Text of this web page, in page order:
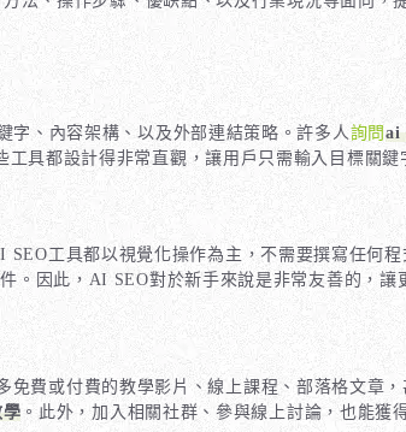
字、內容架構、以及外部連結策略。許多人 詢問 ai
具都設計得非常直觀，讓用戶只需輸入目標關
SEO工具都以視覺化操作為主，不需要撰寫任何
因此，AI SEO對於新手來說是非常友善的，讓
免費或付費的教學影片、線上課程、部落格文章
學 。此外，加入相關社群、參與線上討論，也能獲